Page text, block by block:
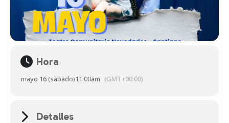
Hora
mayo 16 (sabado)11:00am (GMT+00:00)
Detalles